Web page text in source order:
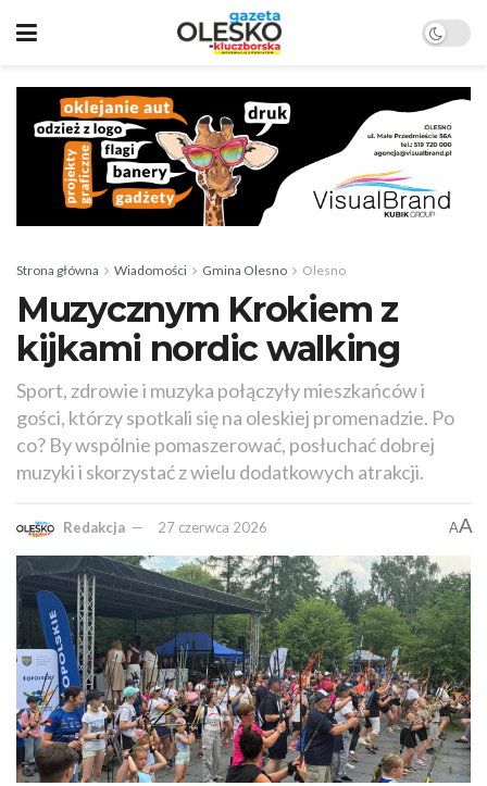
Strona główna Wiadomości Gmina Olesno Olesno
Muzycznym Krokiem z
kijkami nordic walking
Sport, zdrowie i muzyka połączyły mieszkańców i
gości, którzy spotkali się na oleskiej promenadzie. Po
co? By wspólnie pomaszerować, posłuchać dobrej
muzyki i skorzystać z wielu dodatkowych atrakcji.
Redakcja 27 czerwca 2026 AA